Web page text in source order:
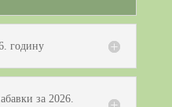
годину
за 2026.